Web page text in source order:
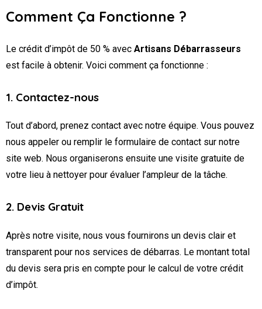
Comment Ça Fonctionne ?
Le crédit d’impôt de 50 % avec Artisans Débarrasseurs
est facile à obtenir. Voici comment ça fonctionne :
1. Contactez-nous
Tout d’abord, prenez contact avec notre équipe. Vous pouvez
nous appeler ou remplir le formulaire de contact sur notre
site web. Nous organiserons ensuite une visite gratuite de
votre lieu à nettoyer pour évaluer l’ampleur de la tâche.
2. Devis Gratuit
Après notre visite, nous vous fournirons un devis clair et
transparent pour nos services de débarras. Le montant total
du devis sera pris en compte pour le calcul de votre crédit
d’impôt.